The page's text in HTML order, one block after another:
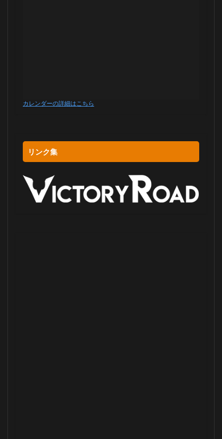
カレンダーの詳細はこちら
リンク集